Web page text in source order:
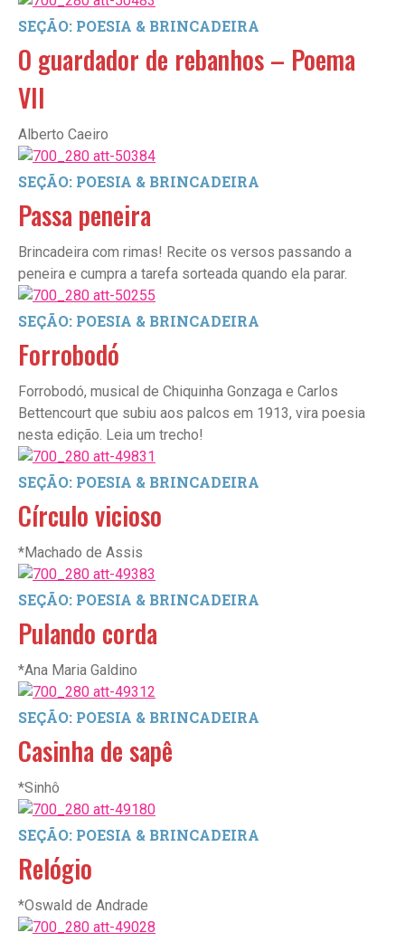
SEÇÃO: POESIA & BRINCADEIRA
O guardador de rebanhos – Poema
VII
Alberto Caeiro
SEÇÃO: POESIA & BRINCADEIRA
Passa peneira
Brincadeira com rimas! Recite os versos passando a
peneira e cumpra a tarefa sorteada quando ela parar.
SEÇÃO: POESIA & BRINCADEIRA
Forrobodó
Forrobodó, musical de Chiquinha Gonzaga e Carlos
Bettencourt que subiu aos palcos em 1913, vira poesia
nesta edição. Leia um trecho!
SEÇÃO: POESIA & BRINCADEIRA
Círculo vicioso
*Machado de Assis
SEÇÃO: POESIA & BRINCADEIRA
Pulando corda
*Ana Maria Galdino
SEÇÃO: POESIA & BRINCADEIRA
Casinha de sapê
*Sinhô
SEÇÃO: POESIA & BRINCADEIRA
Relógio
*Oswald de Andrade